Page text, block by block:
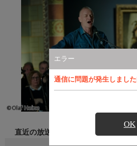
エラー
通信に問題が発生しまし
OK
直近の放送